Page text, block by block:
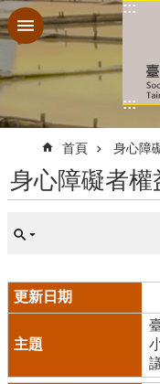
跳到主要內容區塊
:::
:::
首頁 身心障
身心障礙者權